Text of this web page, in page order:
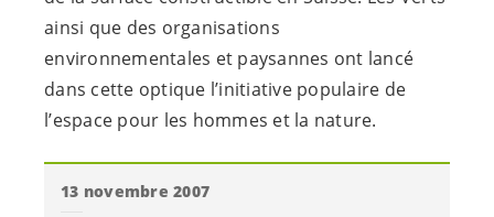
ainsi que des organisations
environnementales et paysannes ont lancé
dans cette optique l’initiative populaire de
l’espace pour les hommes et la nature.
13 novembre 2007